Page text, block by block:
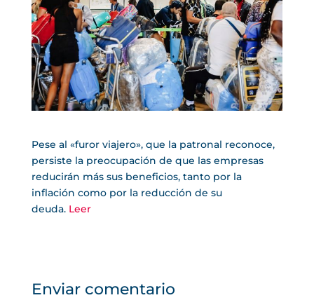
Pese al «furor viajero», que la patronal reconoce,
persiste la preocupación de que las empresas
reducirán más sus beneficios, tanto por la
inflación como por la reducción de su
deuda. Leer
Enviar comentario